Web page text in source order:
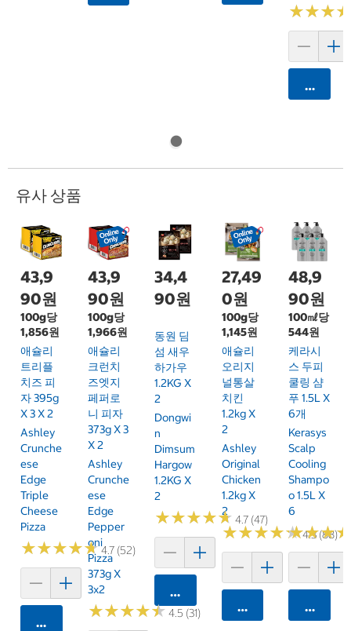
★★★
★★★
카트에
유사 상품
43,9
90원
100g당
1,856원
애슐리
트리플
치즈 피
자 395g
X 3 X 2
Ashley
Crunche
Ese
Edge
Triple
Cheese
Pizza
★★★★★
★★★★★4.7 (52)
카트에 담기
43,9
90원
100g당
1,966원
애슐리
크런치
즈엣지
페퍼로
니 피자
373g X 3
X 2
Ashley
Crunche
Ese
Edge
Pepper
Oni
Pizza
373g X
3x2
★★★★★
★★★★★4.5 (31)
34,4
90원
동원 딤
섬 새우
하가우
1.2KG X
2
Dongwi
N
Dimsum
Hargow
1.2KG X
2
★★★★★
★★★★★ 4.7 (47)
카트에 담기
27,49
0원
100g당
1,145원
애슐리
오리지
널통살
치킨
1.2kg X
2
Ashley
Original
Chicken
1.2kg X
2
★★★★★
★★★★★4.3 (88)
카트에 담기
48,9
90원
100㎖당
544원
케라시
스 두피
쿨링 샴
푸 1.5L X
6개
Kerasys
Scalp
Cooling
Shampo
O 1.5L X
6
★★★
★★★
카트에